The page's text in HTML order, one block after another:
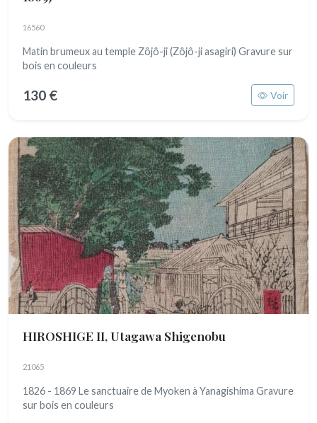
16560
Matin brumeux au temple Zôjô-ji (Zôjô-ji asagiri) Gravure sur
bois en couleurs
130 € Voir
HIROSHIGE II, Utagawa Shigenobu
21065
1826 - 1869 Le sanctuaire de Myoken à Yanagishima Gravure
sur bois en couleurs